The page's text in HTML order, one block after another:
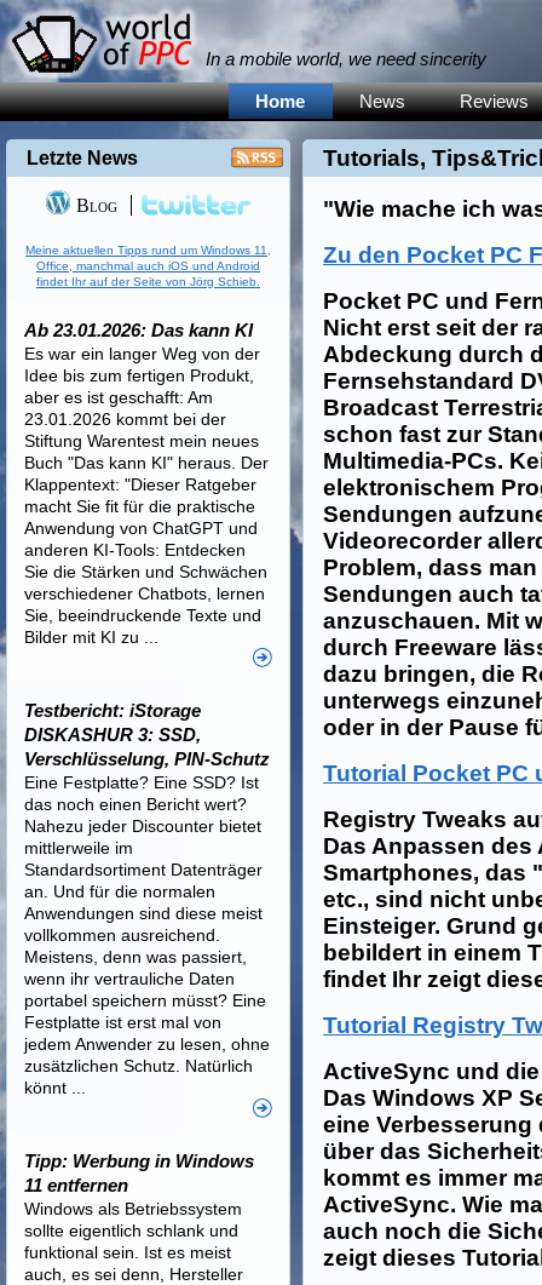
In a mobile world, we need sincerity
Home News Reviews
Tutorials,
"Wie mache ich
Zu den Pocket PC
Pocket PC und
Nicht erst seit der
Abdeckung durch
Fernsehstandard
Broadcast
schon fast zur
Multimedia-PCs.
elektronischem
Sendungen
Videorecorder
Problem, dass
Sendungen auch
anzuschauen. Mit
durch Freeware
dazu bringen, die
unterwegs
oder in der Pause
Tutorial Pocket PC
Registry Tweaks
Das Anpassen
Smartphones, das
etc., sind nicht
Einsteiger. Grund
bebildert in einem
findet Ihr zeigt
Tutorial Registry
ActiveSync und
Das Windows XP
eine Verbesserung
über das
kommt es immer
ActiveSync. Wie
auch noch die
zeigt dieses
Letzte News
Blog
Meine aktuellen Tipps rund um Windows 11,
Office, manchmal auch iOS und Android
findet Ihr auf der Seite von Jörg Schieb.
Ab 23.01.2026: Das kann KI
Es war ein langer Weg von der
Idee bis zum fertigen Produkt,
aber es ist geschafft: Am
23.01.2026 kommt bei der
Stiftung Warentest mein neues
Buch "Das kann KI" heraus. Der
Klappentext: "Dieser Ratgeber
macht Sie fit für die praktische
Anwendung von ChatGPT und
anderen KI-Tools: Entdecken
Sie die Stärken und Schwächen
verschiedener Chatbots, lernen
Sie, beeindruckende Texte und
Bilder mit KI zu ...
Testbericht: iStorage
DISKASHUR 3: SSD,
Verschlüsselung, PIN-Schutz
Eine Festplatte? Eine SSD? Ist
das noch einen Bericht wert?
Nahezu jeder Discounter bietet
mittlerweile im
Standardsortiment Datenträger
an. Und für die normalen
Anwendungen sind diese meist
vollkommen ausreichend.
Meistens, denn was passiert,
wenn ihr vertrauliche Daten
portabel speichern müsst? Eine
Festplatte ist erst mal von
jedem Anwender zu lesen, ohne
zusätzlichen Schutz. Natürlich
könnt ...
Tipp: Werbung in Windows
11 entfernen
Windows als Betriebssystem
sollte eigentlich schlank und
funktional sein. Ist es meist
auch, es sei denn, Hersteller